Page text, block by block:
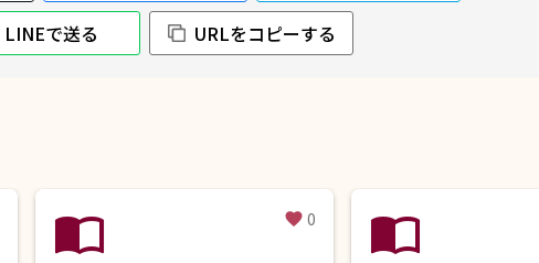
LINEで送る
URLをコピーする
import_contacts favorite 0 import_contacts